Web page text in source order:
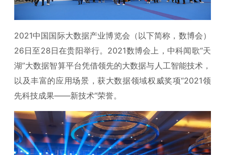
2021中国国际大数据产业博览会（以下简称，数博会）
26日至28日在贵阳举行。2021数博会上，中科闻歌“天
湖”大数据智算平台凭借领先的大数据与人工智能技术，
以及丰富的应用场景，获大数据领域权威奖项“2021领
先科技成果——新技术”荣誉。